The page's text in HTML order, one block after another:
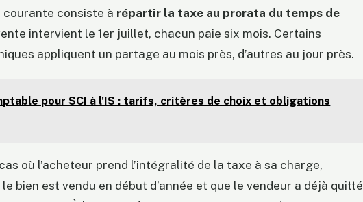
courante consiste à répartir la taxe au prorata du temps de
intervient le 1er juillet, chacun paie six mois. Certains
appliquent un partage au mois près, d’autres au jour près.
pour SCI à l'IS : tarifs, critères de choix et obligations
où l’acheteur prend l’intégralité de la taxe à sa charge,
bien est vendu en début d’année et que le vendeur a déjà quitté